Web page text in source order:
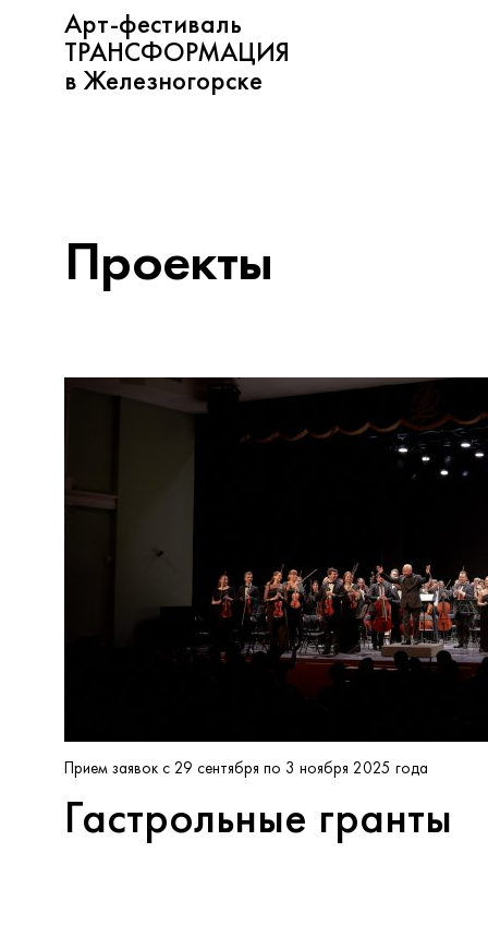
Арт-фестиваль
ТРАНСФОРМАЦИЯ
в Железногорске
Проекты
Прием заявок с 29 сентября по 3 ноября 2025 года
Гастрольные гранты